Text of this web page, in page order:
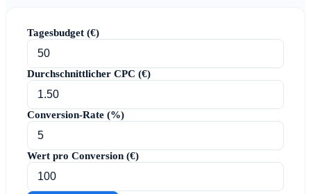
Tagesbudget (€)
Durchschnittlicher CPC (€)
Conversion-Rate (%)
Wert pro Conversion (€)